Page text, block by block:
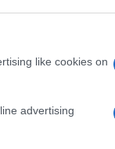
like cookies on
advertising